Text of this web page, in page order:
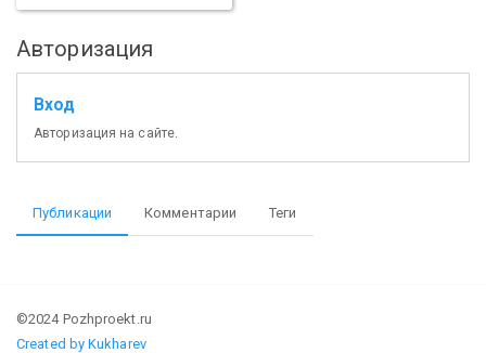
Авторизация
Вход
Авторизация на сайте.
Публикации Комментарии Теги
©2024 Pozhproekt.ru
Created by Kukharev